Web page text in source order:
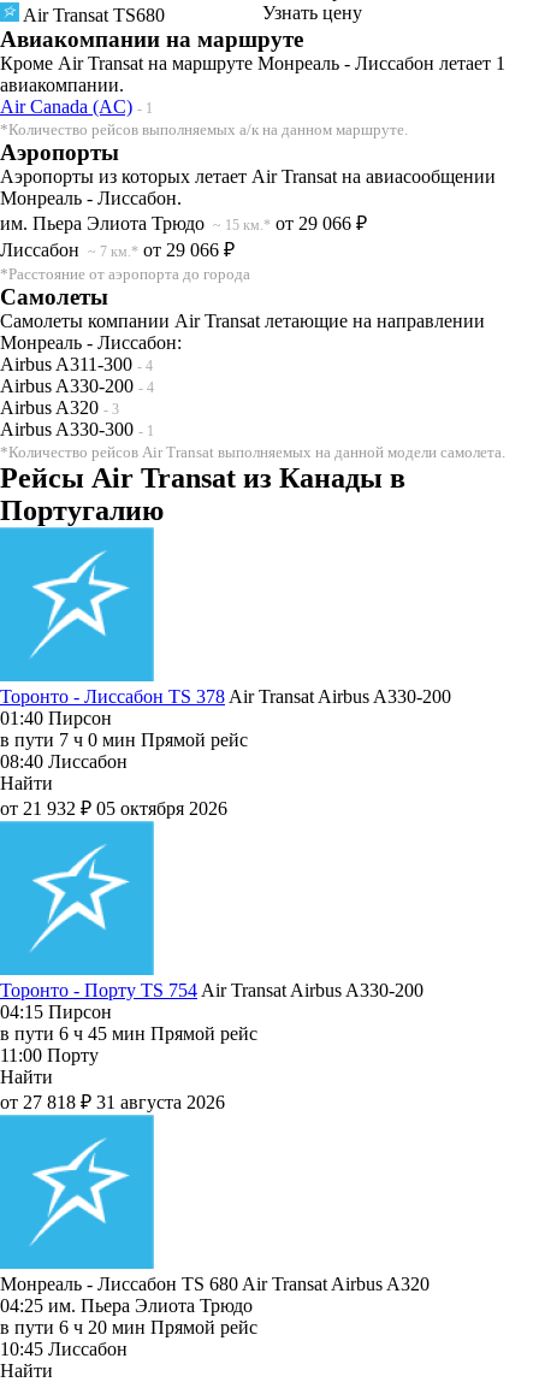
Air Transat TS680
Узнать цену
Авиакомпании на маршруте
Кроме Air Transat на маршруте Монреаль - Лиссабон летает 1
авиакомпании.
Air Canada (AC) - 1
*Количество рейсов выполняемых а/к на данном маршруте.
Аэропорты
Аэропорты из которых летает Air Transat на авиасообщении
Монреаль - Лиссабон.
им. Пьера Элиота Трюдо ~ 15 км.* от 29 066 ₽
Лиссабон ~ 7 км.* от 29 066 ₽
*Расстояние от аэропорта до города
Самолеты
Самолеты компании Air Transat летающие на направлении
Монреаль - Лиссабон:
Airbus A311-300 - 4
Airbus A330-200 - 4
Airbus A320 - 3
Airbus A330-300 - 1
*Количество рейсов Air Transat выполняемых на данной модели самолета.
Рейсы Air Transat из Канады в
Португалию
Торонто - Лиссабон TS 378 Air Transat Airbus A330-200
01:40 Пирсон
в пути 7 ч 0 мин Прямой рейс
08:40 Лиссабон
Найти
от 21 932 ₽ 05 октября 2026
Торонто - Порту TS 754 Air Transat Airbus A330-200
04:15 Пирсон
в пути 6 ч 45 мин Прямой рейс
11:00 Порту
Найти
от 27 818 ₽ 31 августа 2026
Монреаль - Лиссабон TS 680 Air Transat Airbus A320
04:25 им. Пьера Элиота Трюдо
в пути 6 ч 20 мин Прямой рейс
10:45 Лиссабон
Найти